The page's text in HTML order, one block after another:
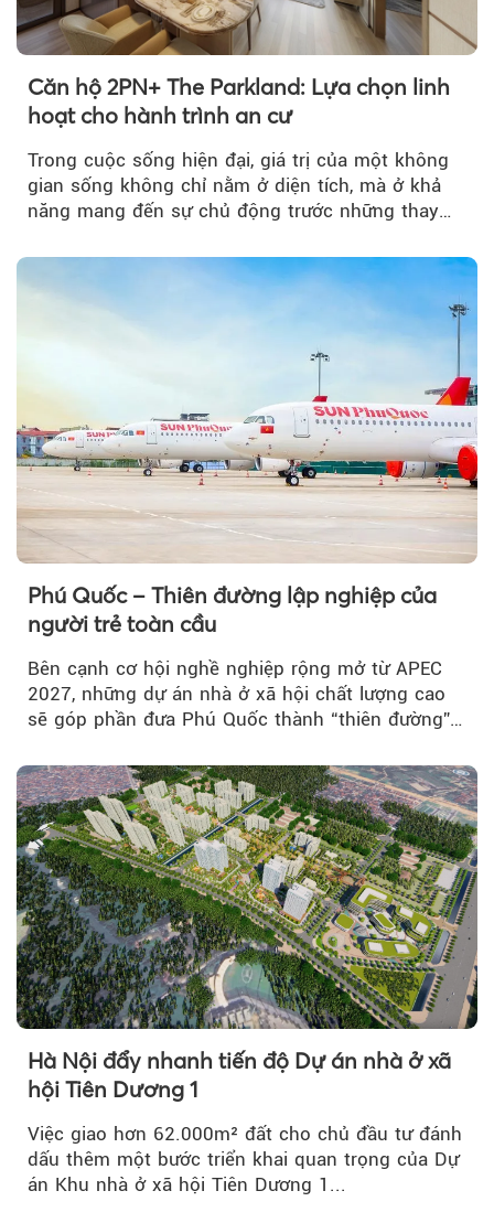
Căn hộ 2PN+ The Parkland: Lựa chọn linh
hoạt cho hành trình an cư
Trong cuộc sống hiện đại, giá trị của một không
gian sống không chỉ nằm ở diện tích, mà ở khả
năng mang đến sự chủ động trước những thay
Phú Quốc – Thiên đường lập nghiệp của
người trẻ toàn cầu
Bên cạnh cơ hội nghề nghiệp rộng mở từ APEC
2027, những dự án nhà ở xã hội chất lượng cao
sẽ góp phần đưa Phú Quốc thành “thiên đường”
Hà Nội đẩy nhanh tiến độ Dự án nhà ở xã
hội Tiên Dương 1
Việc giao hơn 62.000m² đất cho chủ đầu tư đánh
dấu thêm một bước triển khai quan trọng của Dự
án Khu nhà ở xã hội Tiên Dương 1...